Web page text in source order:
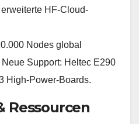
HF-Cloud-
Nodes global
Support: Heltec E290
High-Power-Boards.
Ressourcen